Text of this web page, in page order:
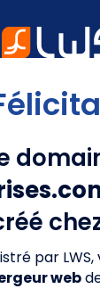
par
web